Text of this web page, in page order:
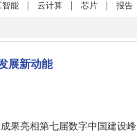
智能 云计算 芯片 报告
展新动能
果亮相第七届数字中国建设峰